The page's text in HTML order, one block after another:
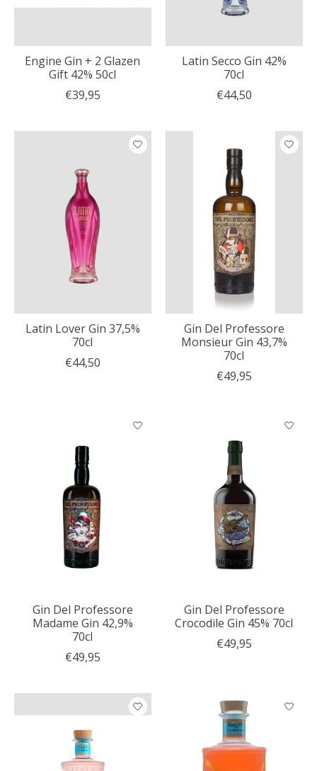
Engine Gin + 2 Glazen
Gift 42% 50cl
€39,95
Latin Secco Gin 42%
70cl
€44,50
Latin Lover Gin 37,5%
70cl
€44,50
Gin Del Professore
Monsieur Gin 43,7%
70cl
€49,95
Gin Del Professore
Madame Gin 42,9%
70cl
€49,95
Gin Del Professore
Crocodile Gin 45% 70cl
€49,95